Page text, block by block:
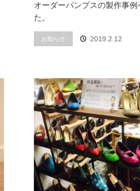
オーダーパンプスの製作事
た。
お知らせ 2019.2.12